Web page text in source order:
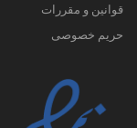
قوانین و مقررات
حریم خصوصی